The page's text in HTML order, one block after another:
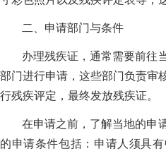
二、申请部门与条件
办理残疾证，通常需要前往
部门进行申请，这些部门负责审
行残疾评定，最终发放残疾证。
在申请之前，了解当地的申
的申请条件包括：申请人须具